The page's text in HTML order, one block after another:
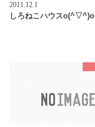
2011.12.1
しろねこハウスo(^▽^)o